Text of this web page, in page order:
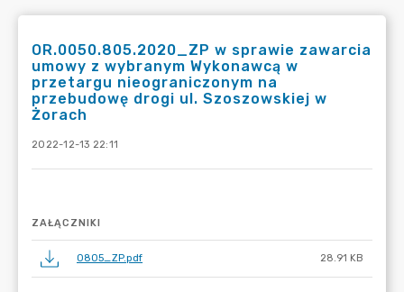
OR.0050.805.2020_ZP w sprawie zawarcia
umowy z wybranym Wykonawcą w
przetargu nieograniczonym na
przebudowę drogi ul. Szoszowskiej w
Żorach
2022-12-13 22:11
ZAŁĄCZNIKI
0805_ZP.pdf 28.91 KB